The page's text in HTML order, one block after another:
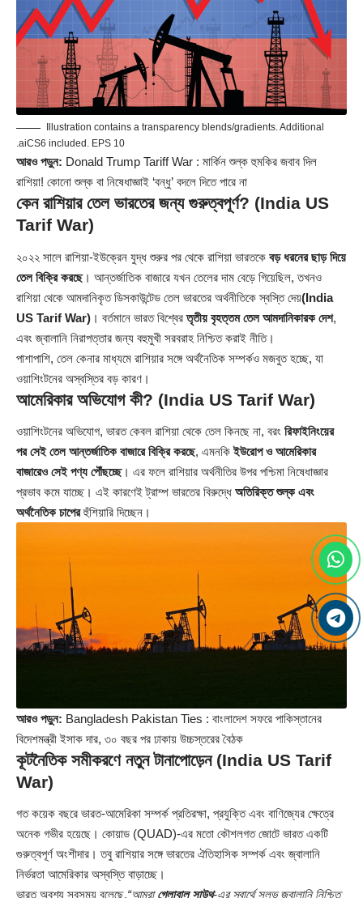
Illustration contains a transparency blends/gradients. Additional
.aiCS6 included. EPS 10
আরও পড়ুন: Donald Trump Tariff War : মার্কিন শুল্ক হুমকির জবাব দিল
রাশিয়া! কোনো শুল্ক বা নিষেধাজ্ঞাই ‘বন্ধু’ বদলে দিতে পারে না
কেন রাশিয়ার তেল ভারতের জন্য গুরুত্বপূর্ণ? (India US
Tarif War)
২০২২ সালে রাশিয়া-ইউক্রেন যুদ্ধ শুরুর পর থেকে রাশিয়া ভারতকে বড় ধরনের ছাড় দিয়ে
তেল বিক্রি করছে। আন্তর্জাতিক বাজারে যখন তেলের দাম বেড়ে গিয়েছিল, তখনও
রাশিয়া থেকে আমদানিকৃত ডিসকাউন্টেড তেল ভারতের অর্থনীতিকে স্বস্তি দেয়(India
US Tarif War) । বর্তমানে ভারত বিশ্বেরতৃতীয় বৃহত্তম তেল আমদানিকারক দেশ,
এবং জ্বালানি নিরাপত্তার জন্য বহুমুখী সরবরাহ নিশ্চিত করাই নীতি।
পাশাপাশি, তেল কেনার মাধ্যমে রাশিয়ার সঙ্গে অর্থনৈতিক সম্পর্কও মজবুত হচ্ছে, যা
ওয়াশিংটনের অস্বস্তির বড় কারণ।
আমেরিকার অভিযোগ কী? (India US Tarif War)
ওয়াশিংটনের অভিযোগ, ভারত কেবল রাশিয়া থেকে তেল কিনছে না, বরং রিফাইনিংয়ের
পর সেই তেল আন্তর্জাতিক বাজারে বিক্রি করছে, এমনকিইউরোপ ও আমেরিকার
বাজারেও সেই পণ্য পৌঁছচ্ছে। এর ফলে রাশিয়ার অর্থনীতির উপর পশ্চিমা নিষেধাজ্ঞার
প্রভাব কমে যাচ্ছে। এই কারণেই ট্রাম্প ভারতের বিরুদ্ধে অতিরিক্ত শুল্ক এবং
অর্থনৈতিক চাপেরহুঁশিয়ারি দিচ্ছেন।
আরও পড়ুন: Bangladesh Pakistan Ties : বাংলাদেশ সফরে পাকিস্তানের
বিদেশমন্ত্রী ইসাক দার, ৩০ বছর পর ঢাকায় উচ্চস্তরের বৈঠক
কূটনৈতিক সমীকরণে নতুন টানাপোড়েন(India US Tarif
War)
গত কয়েক বছরে ভারত-আমেরিকা সম্পর্ক প্রতিরক্ষা, প্রযুক্তি এবং বাণিজ্যের ক্ষেত্রে
অনেক গভীর হয়েছে। কোয়াড (QUAD)-এর মতো কৌশলগত জোটে ভারত একটি
গুরুত্বপূর্ণ অংশীদার। তবু রাশিয়ার সঙ্গে ভারতের ঐতিহাসিক সম্পর্ক এবং জ্বালানি
নির্ভরতা আমেরিকার অস্বস্তি বাড়াচ্ছে।
ভারত অবশ্য সবসময় বলেছে,“আমরাগ্লোবাল সাউথ-এর স্বার্থে সুলভ জ্বালানি নিশ্চিত